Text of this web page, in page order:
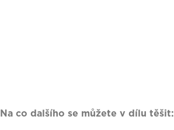
Na co dalšího se můžete v dílu těšit: